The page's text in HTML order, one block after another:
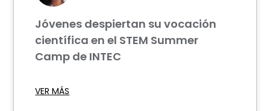
Jóvenes despiertan su vocación
científica en el STEM Summer
Camp de INTEC
VER MÁS